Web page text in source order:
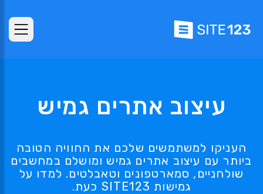
עיצוב אתרים גמיש
העניקו למשתמשים שלכם את החוויה הטובה
ביותר עם עיצוב אתרים גמיש ומושלם במחשבים
שולחניים, סמארטפונים וטאבלטים. למדו על
גמישות SITE123 כעת.